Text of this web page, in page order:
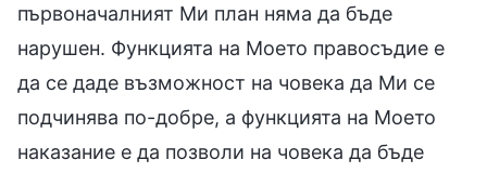
първоначалният Ми план няма да бъде
нарушен. Функцията на Моето правосъдие е
да се даде възможност на човека да Ми се
подчинява по-добре, а функцията на Моето
наказание е да позволи на човека да бъде